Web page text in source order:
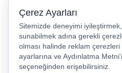
Philips Airfryer
Apple Kulaklık
Dyson Hava Temizleyici
Huawei Akıllı Saat
Philips Ütü
JBL Hoparlör
Apple Tablet